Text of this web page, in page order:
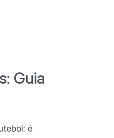
Guia
é